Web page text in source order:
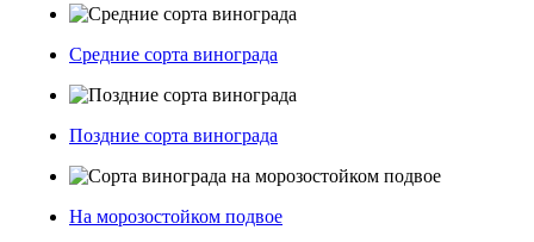
Средние сорта винограда
Поздние сорта винограда
На морозостойком подвое